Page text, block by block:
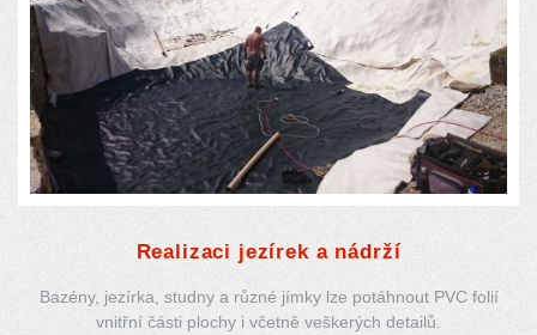
Realizaci jezírek a nádrží
Bazény, jezírka, studny a různé jímky lze potáhnout PVC folií
vnitřní části plochy i včetně veškerých detailů.